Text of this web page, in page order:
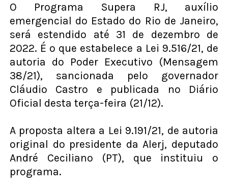
O Programa Supera RJ, auxílio
emergencial do Estado do Rio de Janeiro,
será estendido até 31 de dezembro de
2022. É o que estabelece a Lei 9.516/21, de
autoria do Poder Executivo (Mensagem
38/21), sancionada pelo governador
Cláudio Castro e publicada no Diário
Oficial desta terça-feira (21/12).
A proposta altera a Lei 9.191/21, de autoria
original do presidente da Alerj, deputado
André Ceciliano (PT), que instituiu o
programa.